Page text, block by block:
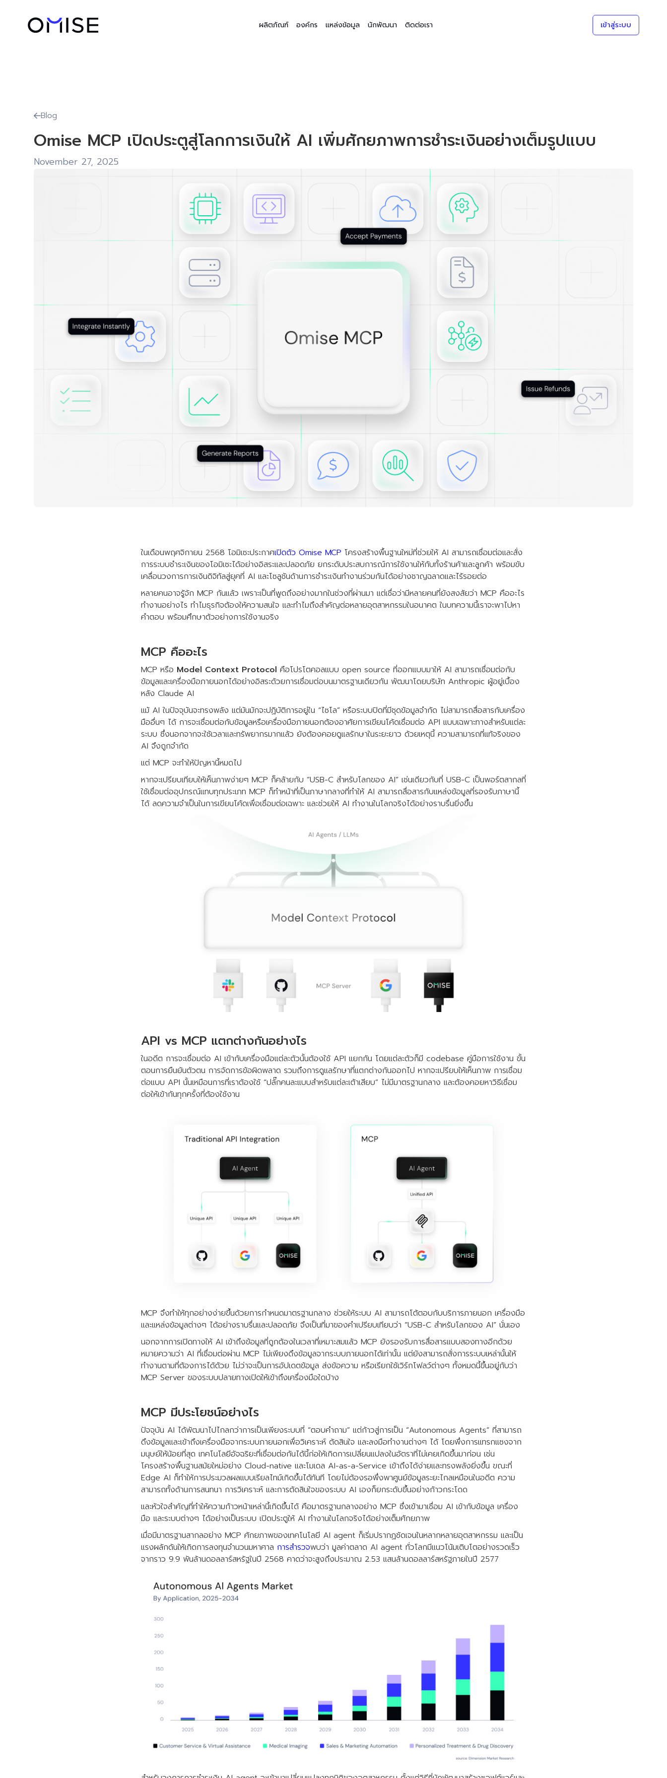
ผลิตภัณฑ์ องค์กร แหล่งข้อมูล นักพัฒนา ติดต่อเรา เข้าสู่ระบบ
Blog
Omise MCP เปิดประตูสู่โลกการเงินให้ AI เพิ่มศักยภาพการชำระเงินอย่างเต็มรูปแบบ
November 27, 2025
ในเดือนพฤศจิกายน 2568 โอมิเซะประกาศเปิดตัว Omise MCP โครงสร้างพื้นฐานใหม่ที่ช่วยให้ AI สามารถเชื่อมต่อและสั่ง
การระบบชำระเงินของโอมิเซะได้อย่างอิสระและปลอดภัย ยกระดับประสบการณ์การใช้งานให้กับทั้งร้านค้าและลูกค้า พร้อมขับ
เคลื่อนวงการการเงินดิจิทัลสู่ยุคที่ AI และโซลูชันด้านการชำระเงินทำงานร่วมกันได้อย่างชาญฉลาดและไร้รอยต่อ
หลายคนอาจรู้จัก MCP กันแล้ว เพราะเป็นที่พูดถึงอย่างมากในช่วงที่ผ่านมา แต่เชื่อว่ามีหลายคนที่ยังสงสัยว่า MCP คืออะไร
ทำงานอย่างไร ทำไมธุรกิจต้องให้ความสนใจ และทำไมถึงสำคัญต่อหลายอุตสาหกรรมในอนาคต ในบทความนี้เราจะพาไปหา
คำตอบ พร้อมศึกษาตัวอย่างการใช้งานจริง
MCP คืออะไร
MCP หรือ Model Context Protocol คือโปรโตคอลแบบ open source ที่ออกแบบมาให้ AI สามารถเชื่อมต่อกับ
ข้อมูลและเครื่องมือภายนอกได้อย่างอิสระด้วยการเชื่อมต่อบนมาตรฐานเดียวกัน พัฒนาโดยบริษัท Anthropic ผู้อยู่เบื้อง
หลัง Claude AI
แม้ AI ในปัจจุบันจะทรงพลัง แต่มันมักจะปฏิบัติการอยู่ใน “ไซโล” หรือระบบปิดที่มีชุดข้อมูลจำกัด ไม่สามารถสื่อสารกับเครื่อง
มืออื่นๆ ได้ การจะเชื่อมต่อกับข้อมูลหรือเครื่องมือภายนอกต้องอาศัยการเขียนโค้ดเชื่อมต่อ API แบบเฉพาะทางสำหรับแต่ละ
ระบบ ซึ่งนอกจากจะใช้เวลาและทรัพยากรมากแล้ว ยังต้องคอยดูแลรักษาในระยะยาว ด้วยเหตุนี้ ความสามารถที่แท้จริงของ
AI จึงถูกจำกัด
แต่ MCP จะทำให้ปัญหานี้หมดไป
หากจะเปรียบเทียบให้เห็นภาพง่ายๆ MCP ก็คล้ายกับ “USB-C สำหรับโลกของ AI” เช่นเดียวกับที่ USB-C เป็นพอร์ตสากลที่
ใช้เชื่อมต่ออุปกรณ์แทบทุกประเภท MCP ก็ทำหน้าที่เป็นภาษากลางที่ทำให้ AI สามารถสื่อสารกับแหล่งข้อมูลที่รองรับภาษานี้
ได้ ลดความจำเป็นในการเขียนโค้ดเพื่อเชื่อมต่อเฉพาะ และช่วยให้ AI ทำงานในโลกจริงได้อย่างราบรื่นยิ่งขึ้น
API vs MCP แตกต่างกันอย่างไร
ในอดีต การจะเชื่อมต่อ AI เข้ากับเครื่องมือแต่ละตัวนั้นต้องใช้ API แยกกัน โดยแต่ละตัวก็มี codebase คู่มือการใช้งาน ขั้น
ตอนการยืนยันตัวตน การจัดการข้อผิดพลาด รวมถึงการดูแลรักษาที่แตกต่างกันออกไป หากจะเปรียบให้เห็นภาพ การเชื่อม
ต่อแบบ API นั้นเหมือนการที่เราต้องใช้ “ปลั๊กคนละแบบสำหรับแต่ละเต้าเสียบ” ไม่มีมาตรฐานกลาง และต้องคอยหาวิธีเชื่อม
ต่อให้เข้ากันทุกครั้งที่ต้องใช้งาน
MCP จึงทำให้ทุกอย่างง่ายขึ้นด้วยการกำหนดมาตรฐานกลาง ช่วยให้ระบบ AI สามารถโต้ตอบกับบริการภายนอก เครื่องมือ
และแหล่งข้อมูลต่างๆ ได้อย่างราบรื่นและปลอดภัย จึงเป็นที่มาของคำเปรียบเทียบว่า “USB-C สำหรับโลกของ AI” นั่นเอง
นอกจากการเปิดทางให้ AI เข้าถึงข้อมูลที่ถูกต้องในเวลาที่เหมาะสมแล้ว MCP ยังรองรับการสื่อสารแบบสองทางอีกด้วย
หมายความว่า AI ที่เชื่อมต่อผ่าน MCP ไม่เพียงดึงข้อมูลจากระบบภายนอกได้เท่านั้น แต่ยังสามารถสั่งการระบบเหล่านั้นให้
ทำงานตามที่ต้องการได้ด้วย ไม่ว่าจะเป็นการอัปเดตข้อมูล ส่งข้อความ หรือเรียกใช้เวิร์กโฟลว์ต่างๆ ทั้งหมดนี้ขึ้นอยู่กับว่า
MCP Server ของระบบปลายทางเปิดให้เข้าถึงเครื่องมือใดบ้าง
MCP มีประโยชน์อย่างไร
ปัจจุบัน AI ได้พัฒนาไปไกลกว่าการเป็นเพียงระบบที่ “ตอบคำถาม” แต่ก้าวสู่การเป็น “Autonomous Agents” ที่สามารถ
ดึงข้อมูลและเข้าถึงเครื่องมือจากระบบภายนอกเพื่อวิเคราะห์ ตัดสินใจ และลงมือทำงานต่างๆ ได้ โดยพึ่งการแทรกแซงจาก
มนุษย์ให้น้อยที่สุด เทคโนโลยีอัจฉริยะที่เชื่อมต่อกันได้นี้ก่อให้เกิดการเปลี่ยนแปลงในอัตราที่ไม่เคยเกิดขึ้นมาก่อน เช่น
โครงสร้างพื้นฐานสมัยใหม่อย่าง Cloud-native และโมเดล AI-as-a-Service เข้าถึงได้ง่ายและทรงพลังยิ่งขึ้น ขณะที่
Edge AI ก็ทำให้การประมวลผลแบบเรียลไทม์เกิดขึ้นได้ทันที โดยไม่ต้องรอพึ่งพาศูนย์ข้อมูลระยะไกลเหมือนในอดีต ความ
สามารถทั้งด้านการสนทนา การวิเคราะห์ และการตัดสินใจของระบบ AI เองก็ยกระดับขึ้นอย่างก้าวกระโดด
และหัวใจสำคัญที่ทำให้ความก้าวหน้าเหล่านี้เกิดขึ้นได้ คือมาตรฐานกลางอย่าง MCP ซึ่งเข้ามาเชื่อม AI เข้ากับข้อมูล เครื่อง
มือ และระบบต่างๆ ได้อย่างเป็นระบบ เปิดประตูให้ AI ทำงานในโลกจริงได้อย่างเต็มศักยภาพ
เมื่อมีมาตรฐานสากลอย่าง MCP ศักยภาพของเทคโนโลยี AI agent ก็เริ่มปรากฏชัดเจนในหลากหลายอุตสาหกรรม และเป็น
แรงผลักดันให้เกิดการลงทุนจำนวนมหาศาล การสำรวจพบว่า มูลค่าตลาด AI agent ทั่วโลกมีแนวโน้มเติบโตอย่างรวดเร็ว
จากราว 9.9 พันล้านดอลลาร์สหรัฐในปี 2568 คาดว่าจะสูงถึงประมาณ 2.53 แสนล้านดอลลาร์สหรัฐภายในปี 2577